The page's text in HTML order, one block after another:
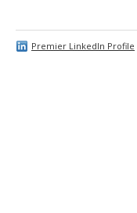
Premier LinkedIn Profile